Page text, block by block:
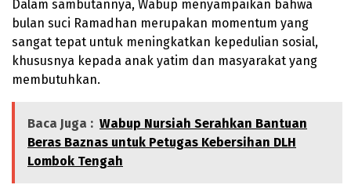
Dalam sambutannya, Wabup menyampaikan bahwa
bulan suci Ramadhan merupakan momentum yang
sangat tepat untuk meningkatkan kepedulian sosial,
khususnya kepada anak yatim dan masyarakat yang
membutuhkan.
Baca Juga : Wabup Nursiah Serahkan Bantuan
Beras Baznas untuk Petugas Kebersihan DLH
Lombok Tengah